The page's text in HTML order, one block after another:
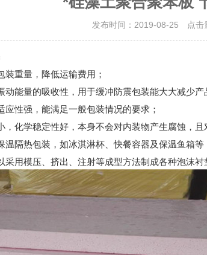
发布时间：2019-08-25 点击
装重量，降低运输费用；
动能量的吸收性，用于缓冲防震包装能大大减少产
应性强，能满足一般包装情况的要求；
， 化学稳定性好，本身不会对内装物产生腐蚀，
温隔热包装，如冰淇淋杯、快餐容器及保温鱼箱等
采用模压 、挤出、注射等成型方法制成各种泡沫